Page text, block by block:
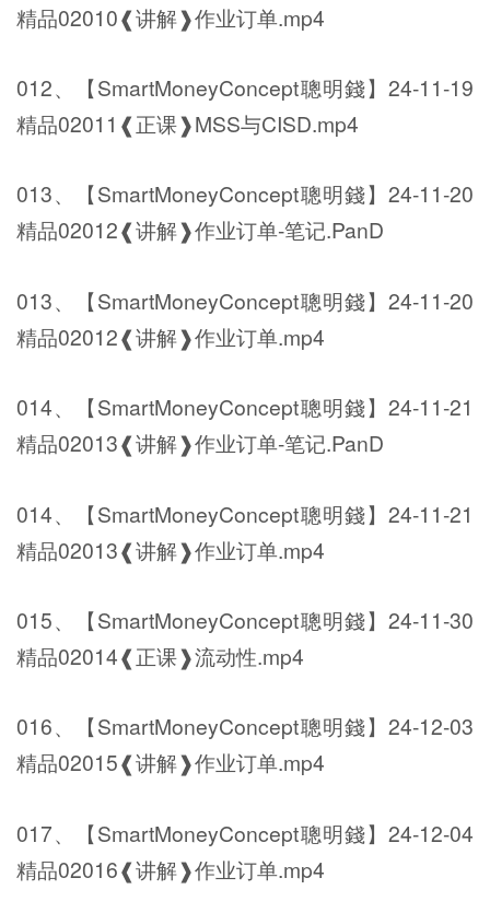
精品02010❰讲解❱作业订单.mp4
012、【SmartMoneyConcept聰明錢】24-11-19
精品02011❰正课❱MSS与CISD.mp4
013、【SmartMoneyConcept聰明錢】24-11-20
精品02012❰讲解❱作业订单-笔记.PanD
013、【SmartMoneyConcept聰明錢】24-11-20
精品02012❰讲解❱作业订单.mp4
014、【SmartMoneyConcept聰明錢】24-11-21
精品02013❰讲解❱作业订单-笔记.PanD
014、【SmartMoneyConcept聰明錢】24-11-21
精品02013❰讲解❱作业订单.mp4
015、【SmartMoneyConcept聰明錢】24-11-30
精品02014❰正课❱流动性.mp4
016、【SmartMoneyConcept聰明錢】24-12-03
精品02015❰讲解❱作业订单.mp4
017、【SmartMoneyConcept聰明錢】24-12-04
精品02016❰讲解❱作业订单.mp4